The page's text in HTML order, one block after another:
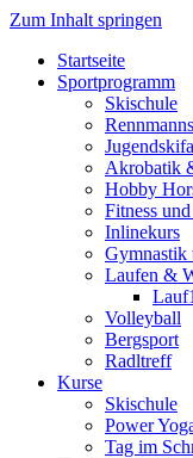
Zum Inhalt springen
Startseite
Sportprogramm
Skischule
Akrobatik
Hobby
Fitness
Inlinekurs
Gymnastik
Laufen &
Volleyball
Bergsport
Radltreff
Kurse
Skischule
Power
Tag im